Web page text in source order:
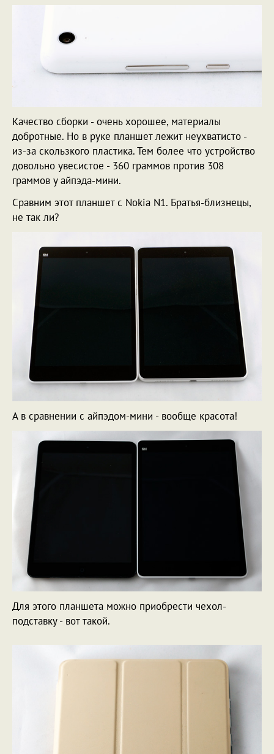
Качество сборки - очень хорошее, материалы
добротные. Но в руке планшет лежит неухватисто -
из-за скользкого пластика. Тем более что устройство
довольно увесистое - 360 граммов против 308
граммов у айпэда-мини.
Сравним этот планшет с Nokia N1. Братья-близнецы,
не так ли?
А в сравнении с айпэдом-мини - вообще красота!
Для этого планшета можно приобрести чехол-
подставку - вот такой.